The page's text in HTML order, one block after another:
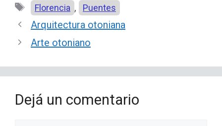
Etiquetas
Florencia , Puentes
Arquitectura otoniana
Arte otoniano
Dejá un comentario